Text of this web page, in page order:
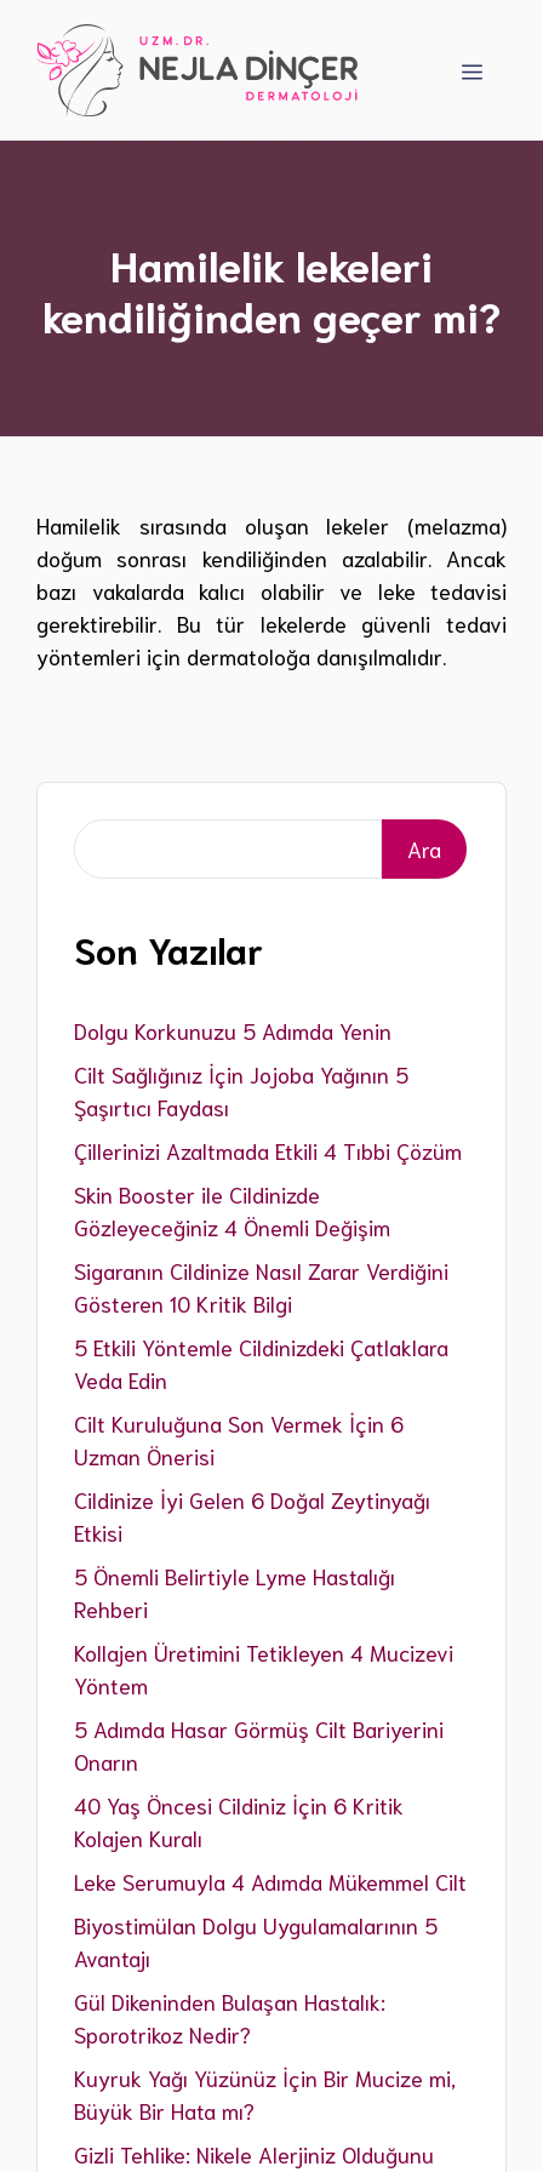
Menü
Hamilelik lekeleri
kendiliğinden geçer mi?
Hamilelik sırasında oluşan lekeler (melazma)
doğum sonrası kendiliğinden azalabilir. Ancak
bazı vakalarda kalıcı olabilir ve leke tedavisi
gerektirebilir. Bu tür lekelerde güvenli tedavi
yöntemleri için dermatoloğa danışılmalıdır.
Ara Ara
Son Yazılar
Dolgu Korkunuzu 5 Adımda Yenin
Cilt Sağlığınız İçin Jojoba Yağının 5
Şaşırtıcı Faydası
Çillerinizi Azaltmada Etkili 4 Tıbbi Çözüm
Skin Booster ile Cildinizde
Gözleyeceğiniz 4 Önemli Değişim
Sigaranın Cildinize Nasıl Zarar Verdiğini
Gösteren 10 Kritik Bilgi
5 Etkili Yöntemle Cildinizdeki Çatlaklara
Veda Edin
Cilt Kuruluğuna Son Vermek İçin 6
Uzman Önerisi
Cildinize İyi Gelen 6 Doğal Zeytinyağı
Etkisi
5 Önemli Belirtiyle Lyme Hastalığı
Rehberi
Kollajen Üretimini Tetikleyen 4 Mucizevi
Yöntem
5 Adımda Hasar Görmüş Cilt Bariyerini
Onarın
40 Yaş Öncesi Cildiniz İçin 6 Kritik
Kolajen Kuralı
Leke Serumuyla 4 Adımda Mükemmel Cilt
Biyostimülan Dolgu Uygulamalarının 5
Avantajı
Gül Dikeninden Bulaşan Hastalık:
Sporotrikoz Nedir?
Kuyruk Yağı Yüzünüz İçin Bir Mucize mi,
Büyük Bir Hata mı?
Gizli Tehlike: Nikele Alerjiniz Olduğunu